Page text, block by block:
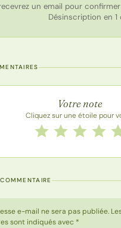
un email pour
Désinscription en 1
recette
Votre note
Cliquez sur une étoile pour
Notez cette 4
3 étoiles
2 étoiles
1 étoile
e-mail ne sera pas publiée.
sont indiqués avec *